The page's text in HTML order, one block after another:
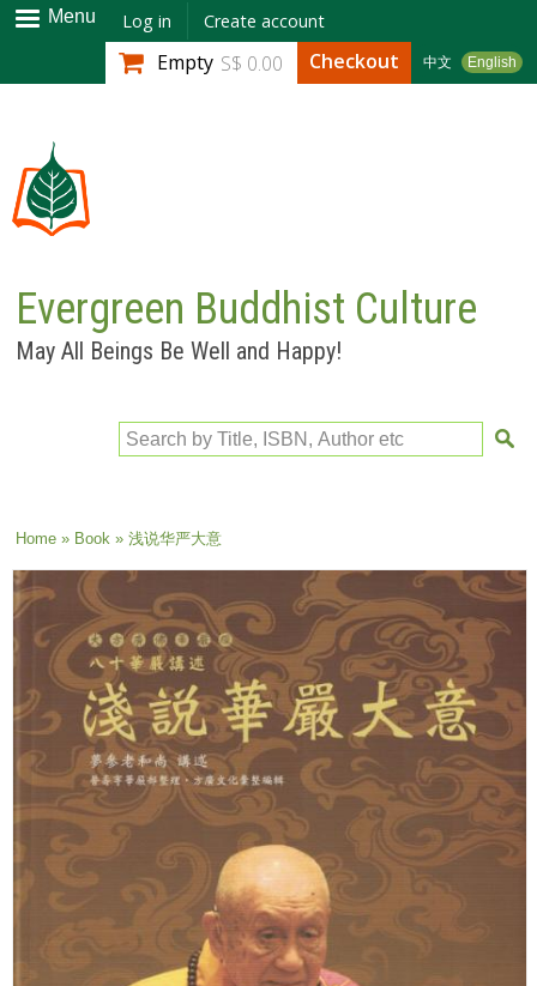
Skip to
main
content
Menu Log in Create account
中文 English
Empty S$ 0.00 Checkout
Evergreen Buddhist Culture
May All Beings Be Well and Happy!
Search by Title, ISBN, Author etc
You are here
Home» Book» 浅说华严大意